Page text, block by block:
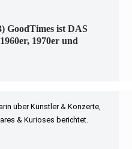
GoodTimes ist DAS
1970er und
über Künstler & Konzerte,
& Kurioses berichtet.